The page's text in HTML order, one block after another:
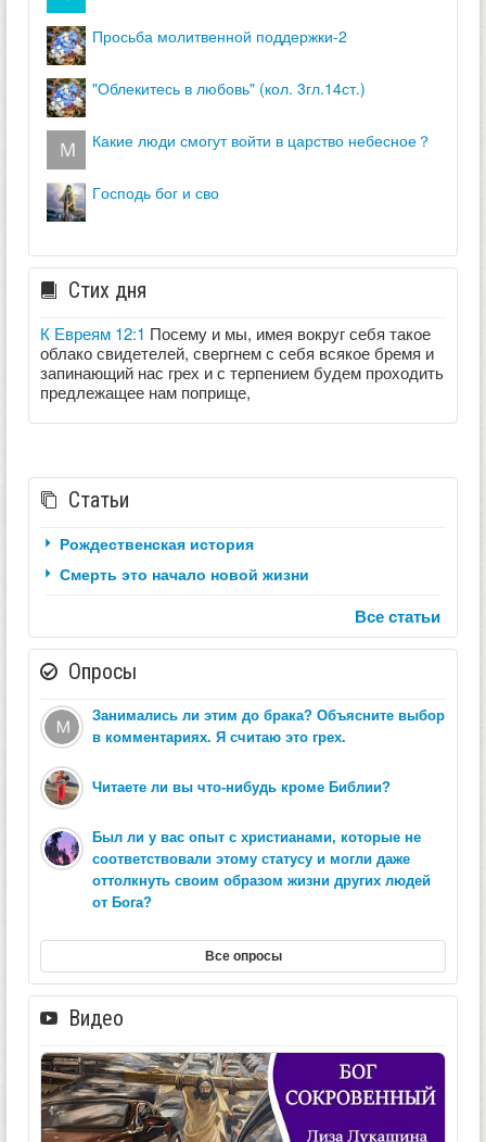
просьба молитвенной поддержки-2
"облекитесь в любовь" (кол. 3гл.14ст.)
какие люди смогут войти в царство небесное？
господь бог и сво
Стих дня
К Евреям 12:1 Посему и мы, имея вокруг себя такое
облако свидетелей, свергнем с себя всякое бремя и
запинающий нас грех и с терпением будем проходить
предлежащее нам поприще,
Статьи
Рождественская история
Смерть это начало новой жизни
Все статьи
Опросы
Занимались ли этим до брака? Объясните выбор
в комментариях. Я считаю это грех.
Читаете ли вы что-нибудь кроме Библии?
Был ли у вас опыт с христианами, которые не
соответствовали этому статусу и могли даже
оттолкнуть своим образом жизни других людей
от Бога?
Все опросы
Видео